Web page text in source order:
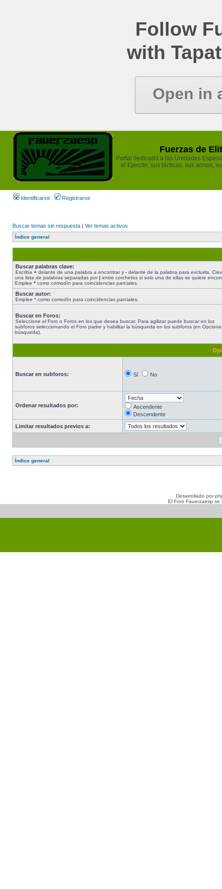
Follow
with
Open in
Fuerzas de
Portal dedicado a las Unidades
el Ejercito, sus tácticas, sus armas,
Identificarse Registrarse
Buscar temas sin respuesta | Ver temas activos
Índice general
Buscar palabras clave:
Escriba + delante de una palabra a encontrar y - delante de la palabra para excluirla.
una lista de palabras separadas por| entre corchetes si solo una de ellas se quiere
Emplee * como comodín para coincidencias parciales.
Buscar autor:
Emplee * como comodín para coincidencias parciales.
Buscar en Foros:
Seleccione el Foro o Foros en los que desea buscar. Para agilizar puede buscar en los
subforos seleccionando el Foro padre y habilitar la búsqueda en los subforos (en
búsqueda).
Buscar en subforos: Sí No
Ordenar resultados por:
Ascendente
Descendente
Limitar resultados previos a:
Índice general
Desarrollado por
El Foro Fauerzaesp